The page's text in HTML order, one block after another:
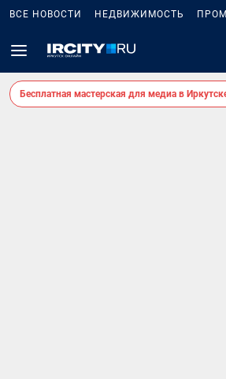
ВСЕ НОВОСТИ НЕДВИЖИМОСТЬ
Бесплатная мастерская для медиа в